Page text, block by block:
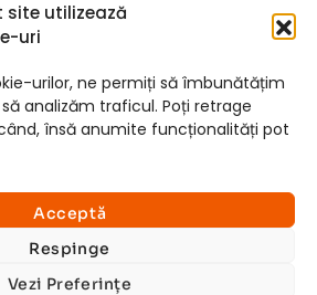
site utilizează
uri
urilor, ne permiți să îmbunătățim
analizăm traficul. Poți retrage
însă anumite funcționalități pot
Acceptă
Respinge
Vezi Preferințe
www.t-web.ro
×
si investigații